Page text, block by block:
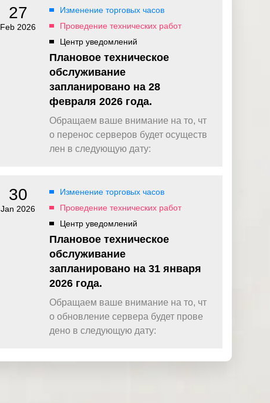
27
Feb 2026
Изменение торговых часов
Проведение технических работ
Центр уведомлений
Плановое техническое
обслуживание
запланировано на 28
февраля 2026 года.
Обращаем ваше внимание на то, чт
о перенос серверов будет осуществ
лен в следующую дату:
30
Jan 2026
Изменение торговых часов
Проведение технических работ
Центр уведомлений
Плановое техническое
обслуживание
запланировано на 31 января
2026 года.
Обращаем ваше внимание на то, чт
о обновление сервера будет прове
дено в следующую дату: